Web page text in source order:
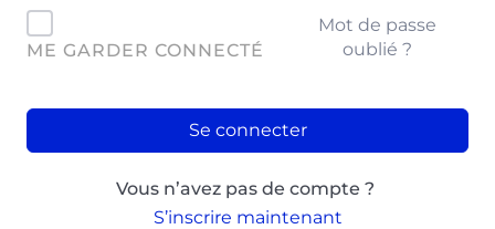
ME GARDER CONNECTÉ
Mot de passe
oublié ?
Se connecter
Vous n’avez pas de compte ?
S’inscrire maintenant